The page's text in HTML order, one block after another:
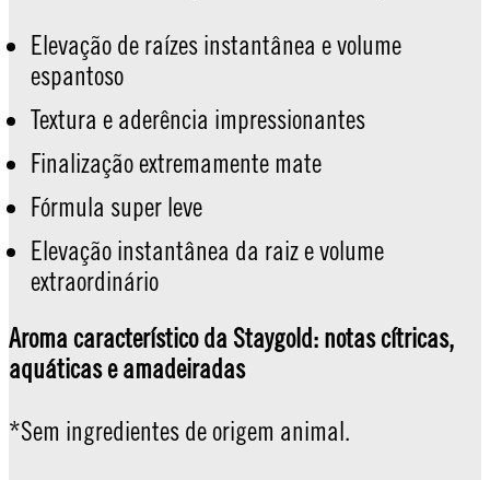
Elevação de raízes instantânea e volume
espantoso
Textura e aderência impressionantes
Finalização extremamente mate
Fórmula super leve
Elevação instantânea da raiz e volume
extraordinário
Aroma característico da Staygold: notas cítricas,
aquáticas e amadeiradas
*Sem ingredientes de origem animal.